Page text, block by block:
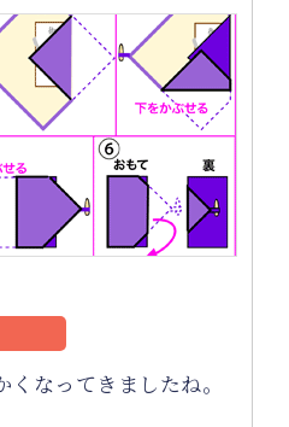
なってきましたね。